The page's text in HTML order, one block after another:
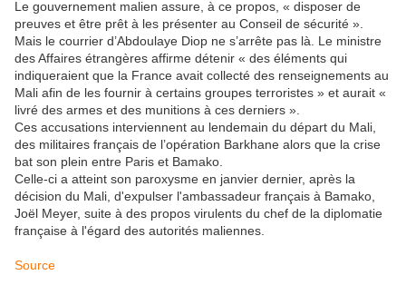
Le gouvernement malien assure, à ce propos, « disposer de
preuves et être prêt à les présenter au Conseil de sécurité ».
Mais le courrier d’Abdoulaye Diop ne s’arrête pas là. Le ministre
des Affaires étrangères affirme détenir « des éléments qui
indiqueraient que la France avait collecté des renseignements au
Mali afin de les fournir à certains groupes terroristes » et aurait «
livré des armes et des munitions à ces derniers ».
Ces accusations interviennent au lendemain du départ du Mali,
des militaires français de l’opération Barkhane alors que la crise
bat son plein entre Paris et Bamako.
Celle-ci a atteint son paroxysme en janvier dernier, après la
décision du Mali, d'expulser l'ambassadeur français à Bamako,
Joël Meyer, suite à des propos virulents du chef de la diplomatie
française à l'égard des autorités maliennes.
Source